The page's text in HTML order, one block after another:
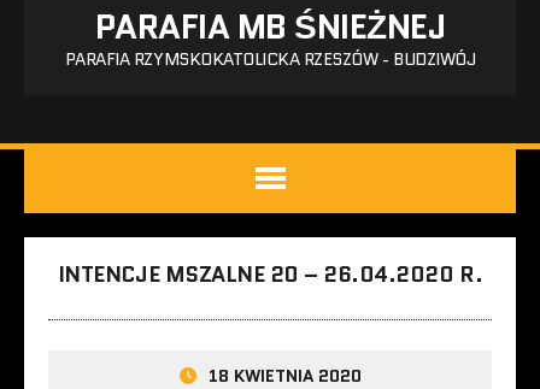
PARAFIA MB ŚNIEŻNEJ
PARAFIA RZYMSKOKATOLICKA RZESZÓW - BUDZIWÓJ
INTENCJE MSZALNE 20 – 26.04.2020 R.
18 KWIETNIA 2020